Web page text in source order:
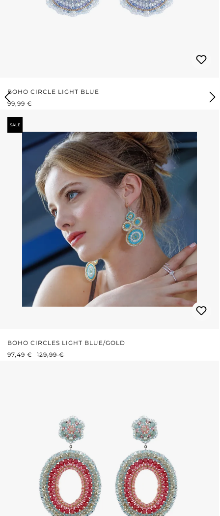
BOHO CIRCLE LIGHT BLUE
REGULÄRER PREIS:
99,99 €
SALE
BOHO CIRCLES LIGHT BLUE/GOLD
VERKAUFSPREIS:
97,49 € REGULÄRER PREIS:
129,99 €